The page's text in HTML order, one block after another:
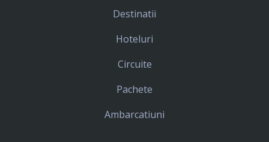
Destinatii
Hoteluri
Circuite
Pachete
Ambarcatiuni